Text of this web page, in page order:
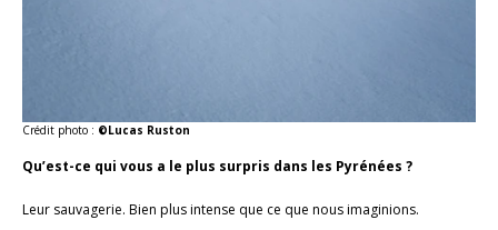
Crédit photo : ©Lucas Ruston
Qu’est-ce qui vous a le plus surpris dans les Pyrénées ?
Leur sauvagerie. Bien plus intense que ce que nous imaginions.